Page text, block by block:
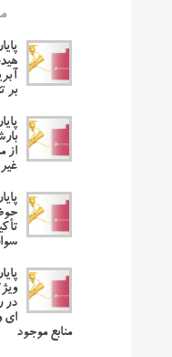
بر
از
در
ای
منابع موجود